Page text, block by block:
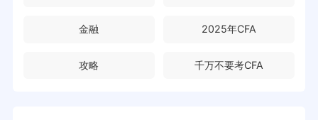
金融 2025年CFA
攻略 千万不要考CFA